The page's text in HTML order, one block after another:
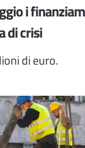
i
di crisi
di euro.